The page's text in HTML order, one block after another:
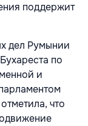
поддержит
дел Румынии
по
и
что